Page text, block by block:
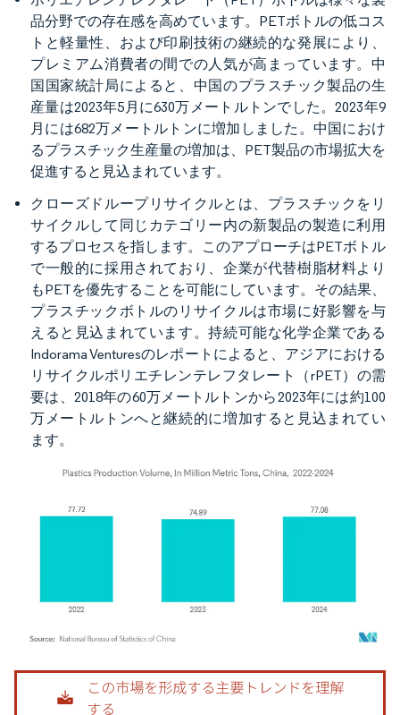
品分野での存在感を高めています。PETボトルの低コス
トと軽量性、および印刷技術の継続的な発展により、
プレミアム消費者の間での人気が高まっています。中
国国家統計局によると、中国のプラスチック製品の生
産量は2023年5月に630万メートルトンでした。2023年9
月には682万メートルトンに増加しました。中国におけ
るプラスチック生産量の増加は、PET製品の市場拡大を
促進すると見込まれています。
クローズドループリサイクルとは、プラスチックをリ
サイクルして同じカテゴリー内の新製品の製造に利用
するプロセスを指します。このアプローチはPETボトル
で一般的に採用されており、企業が代替樹脂材料より
もPETを優先することを可能にしています。その結果、
プラスチックボトルのリサイクルは市場に好影響を与
えると見込まれています。持続可能な化学企業である
Indorama Venturesのレポートによると、アジアにおける
リサイクルポリエチレンテレフタレート（rPET）の需
要は、2018年の60万メートルトンから2023年には約100
万メートルトンへと継続的に増加すると見込まれてい
ます。
画像 © Mordor Intelligence。再利用にはCC BY 4.0の表示が必要です。